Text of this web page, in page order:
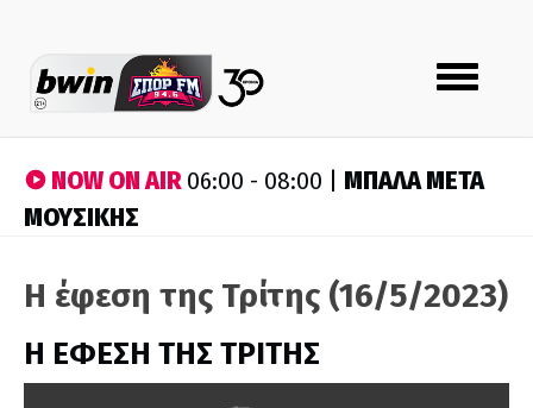
Toggle
navigation
NOW ON AIR06:00 - 08:00 | ΜΠΑΛΑ ΜΕΤΑ
ΜΟΥΣΙΚΗΣ
Η έφεση της Τρίτης (16/5/2023)
Η ΕΦΕΣΗ ΤΗΣ ΤΡΙΤΗΣ